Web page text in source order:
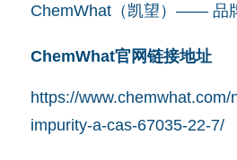
ChemWhat（凯望）—— 品
ChemWhat官网链接地址
https://www.chemwhat.com/
impurity-a-cas-67035-22-7/